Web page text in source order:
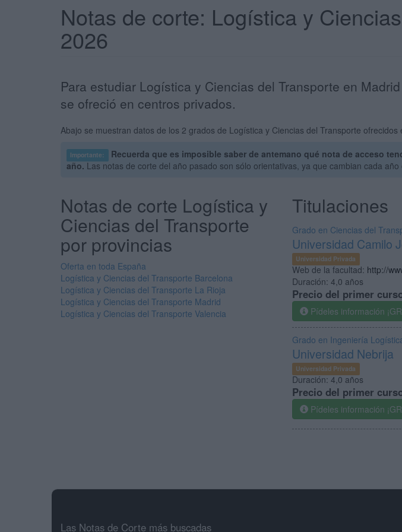
Notas de corte: Logística y
2026
Para estudiar Logística y Ciencias del Transporte en
se ofreció en centros privados.
Abajo se muestran datos de los 2 grados de Logística y Ciencias del Transporte
Importante:
Recuerda que es imposible saber de antemano qué nota de acceso
año. Las notas de corte del año pasado son sólo orientativas, ya que cambian cada
Titulaciones
Grado en Ciencias del
Universidad Camilo
Universidad Privada
Web de la facultad: http://
Duración: 4,0 años
Precio del primer
Pídeles información
Grado en Ingeniería
Universidad Nebrija
Universidad Privada
Duración: 4,0 años
Precio del primer
Pídeles información
Notas de corte Logística y
Ciencias del Transporte
por provincias
Oferta en toda España
Logística y Ciencias del Transporte Barcelona
Logística y Ciencias del Transporte La Rioja
Logística y Ciencias del Transporte Madrid
Logística y Ciencias del Transporte Valencia
Las Notas de Corte más buscadas